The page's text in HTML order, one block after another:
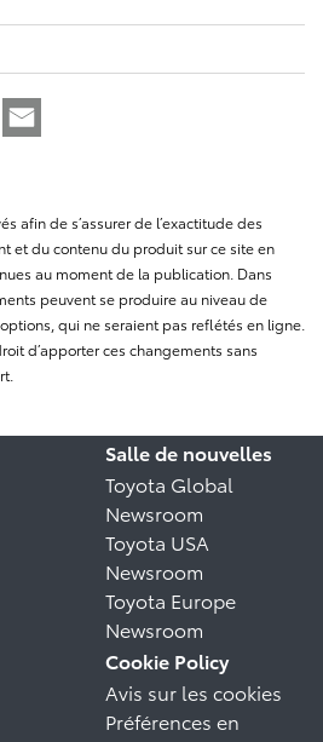
afin de s’assurer de l’exactitude des
et du contenu du produit sur ce site en
au moment de la publication. Dans
peuvent se produire au niveau de
qui ne seraient pas reflétés en ligne.
d’apporter ces changements sans
Salle de nouvelles
Toyota Global
Newsroom
Toyota USA
Newsroom
Toyota Europe
Newsroom
Cookie Policy
Avis sur les cookies
Préférences en